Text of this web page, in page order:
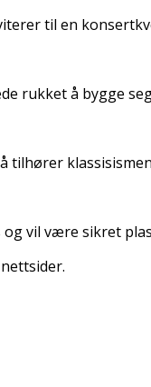
til en
rukket å bygge
tilhører
og vil være sikret